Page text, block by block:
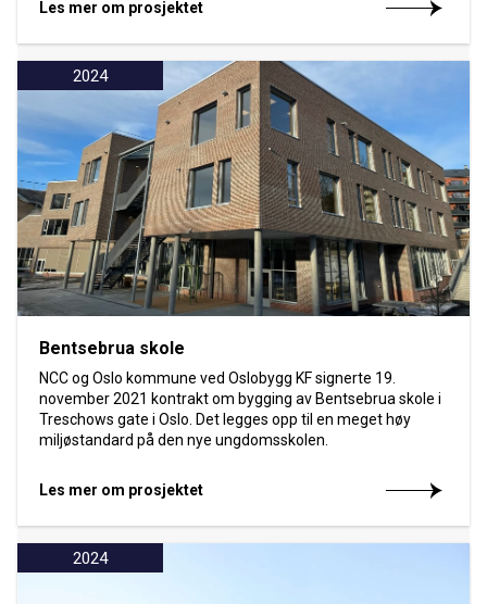
Les mer om prosjektet
2024
Bentsebrua skole
NCC og Oslo kommune ved Oslobygg KF signerte 19.
november 2021 kontrakt om bygging av Bentsebrua skole i
Treschows gate i Oslo. Det legges opp til en meget høy
miljøstandard på den nye ungdomsskolen.
Les mer om prosjektet
2024